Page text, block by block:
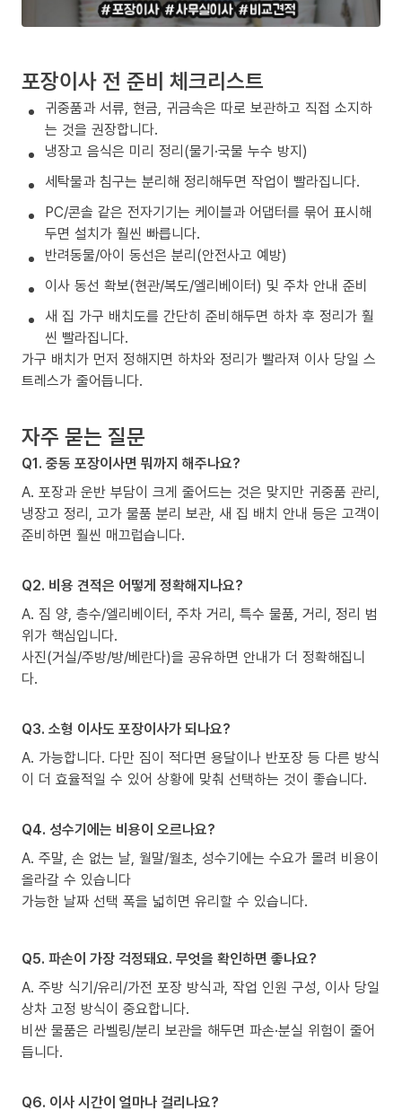
포장이사 전 준비 체크리스트
귀중품과 서류, 현금, 귀금속은 따로 보관하고 직접 소지하
는 것을 권장합니다.
냉장고 음식은 미리 정리(물기·국물 누수 방지)
세탁물과 침구는 분리해 정리해두면 작업이 빨라집니다.
PC/콘솔 같은 전자기기는 케이블과 어댑터를 묶어 표시해
두면 설치가 훨씬 빠릅니다.
반려동물/아이 동선은 분리(안전사고 예방)
이사 동선 확보(현관/복도/엘리베이터) 및 주차 안내 준비
새 집 가구 배치도를 간단히 준비해두면 하차 후 정리가 훨
씬 빨라집니다.
가구 배치가 먼저 정해지면 하차와 정리가 빨라져 이사 당일 스
트레스가 줄어듭니다.
자주 묻는 질문
Q1. 중동 포장이사면 뭐까지 해주나요?
A. 포장과 운반 부담이 크게 줄어드는 것은 맞지만 귀중품 관리,
냉장고 정리, 고가 물품 분리 보관, 새 집 배치 안내 등은 고객이
준비하면 훨씬 매끄럽습니다.
Q2. 비용 견적은 어떻게 정확해지나요?
A. 짐 양, 층수/엘리베이터, 주차 거리, 특수 물품, 거리, 정리 범
위가 핵심입니다.
사진(거실/주방/방/베란다)을 공유하면 안내가 더 정확해집니
다.
Q3. 소형 이사도 포장이사가 되나요?
A. 가능합니다. 다만 짐이 적다면 용달이나 반포장 등 다른 방식
이 더 효율적일 수 있어 상황에 맞춰 선택하는 것이 좋습니다.
Q4. 성수기에는 비용이 오르나요?
A. 주말, 손 없는 날, 월말/월초, 성수기에는 수요가 몰려 비용이
올라갈 수 있습니다
가능한 날짜 선택 폭을 넓히면 유리할 수 있습니다.
Q5. 파손이 가장 걱정돼요. 무엇을 확인하면 좋나요?
A. 주방 식기/유리/가전 포장 방식과, 작업 인원 구성, 이사 당일
상차 고정 방식이 중요합니다.
비싼 물품은 라벨링/분리 보관을 해두면 파손·분실 위험이 줄어
듭니다.
Q6. 이사 시간이 얼마나 걸리나요?